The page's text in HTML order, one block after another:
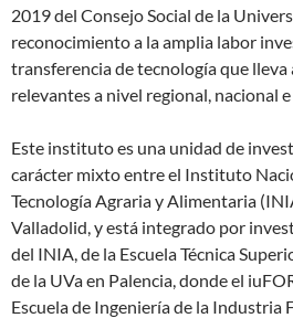
2019 del Consejo Social de la
reconocimiento a la amplia labor
transferencia de tecnología que lleva
relevantes a nivel regional, nacional
Este instituto es una unidad de
carácter mixto entre el Instituto
Tecnología Agraria y Alimentaria
Valladolid, y está integrado por
del INIA, de la Escuela Técnica
de la UVa en Palencia, donde el
Escuela de Ingeniería de la Industria